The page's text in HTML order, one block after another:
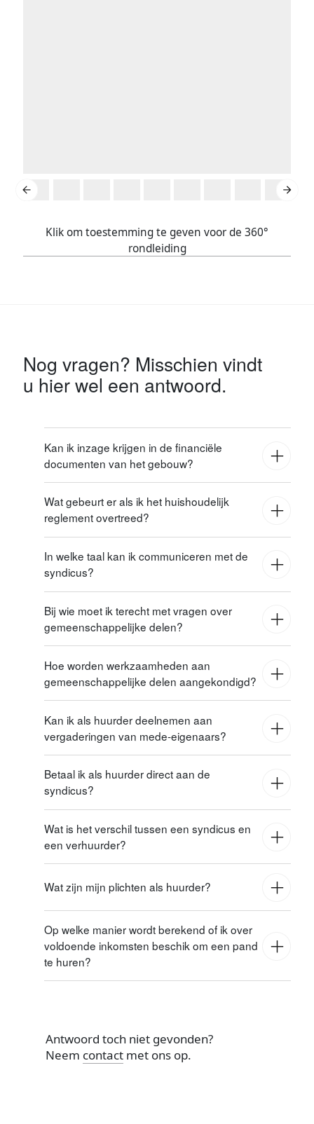
Klik om toestemming te geven voor de 360°
rondleiding
Nog vragen? Misschien vindt
u hier wel een antwoord.
Kan ik inzage krijgen in de financiële
documenten van het gebouw?
Wat gebeurt er als ik het huishoudelijk
reglement overtreed?
Waarschuwingen van de syndicus
Formele klachten naar uw verhuurder
In ernstige gevallen: juridische stappen
Mogelijke gevolgen voor uw huurcontract (via
uw verhuurder)
In welke taal kan ik communiceren met de
syndicus?
Bij wie moet ik terecht met vragen over
gemeenschappelijke delen?
Telefoon: 050 33 39 76
Email:info@agencevandenabeele.be
Adres: Noordzandstraat 24, 8000 Brugge
Hoe worden werkzaamheden aan
gemeenschappelijke delen aangekondigd?
Schriftelijke mededelingen in de
gemeenschappelijke hal
Directe communicatie met eigenaars (die dit
doorgeven aan huurders)
Bij urgente zaken: directe communicatie met
alle bewoners
Kan ik als huurder deelnemen aan
vergaderingen van mede-eigenaars?
Betaal ik als huurder direct aan de
syndicus?
Wat is het verschil tussen een syndicus en
een verhuurder?
Wat zijn mijn plichten als huurder?
Het naleven van het huishoudelijk reglement
Zorgvuldig omgaan met gemeenschappelijke
delen
Schade aan gemeenschappelijke delen
melden
Medewerking verlenen bij noodzakelijke
Op welke manier wordt berekend of ik over
voldoende inkomsten beschik om een pand
te huren?
Antwoord toch niet gevonden?
Neem contact met ons op.